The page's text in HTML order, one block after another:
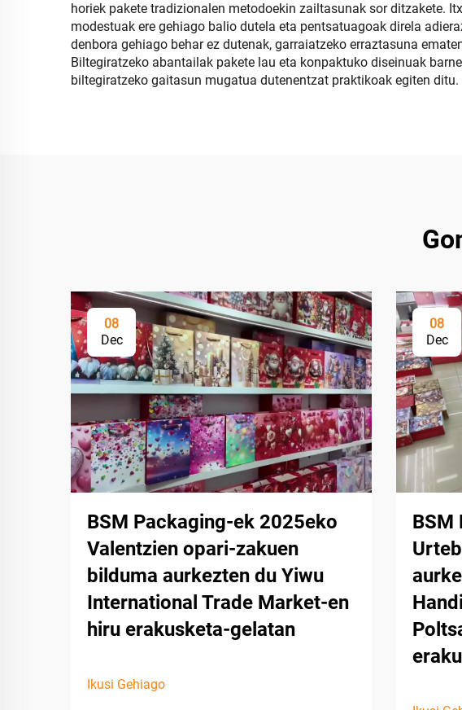
horiek pakete tradizionalen metodoekin zailtasunak sor ditzakete.
modestuak ere gehiago balio dutela eta pentsatuagoak direla
denbora gehiago behar ez dutenak, garraiatzeko erraztasuna
Biltegiratzeko abantailak pakete lau eta konpaktuko diseinuak
biltegiratzeko gaitasun mugatua dutenentzat praktikoak egiten ditu.
08
Dec
BSM Packaging-ek 2025eko
Valentzien opari-zakuen
bilduma aurkezten du Yiwu
International Trade Market-en
hiru erakusketa-gelatan
Ikusi Gehiago
08
Dec
BSM